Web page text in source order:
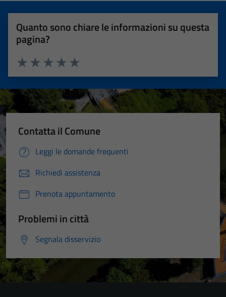
Quanto sono chiare le informazioni su questa
pagina?
Valuta 5 stelle su 5
Valuta 4 stelle su 5
Valuta 3 stelle su 5
Valuta 2 stelle su 5
Valuta 1 stelle su 5
Contatta il Comune
Leggi le domande frequenti
Richiedi assistenza
Prenota appuntamento
Problemi in città
Segnala disservizio